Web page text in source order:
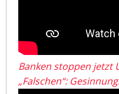
Banken stoppen jetzt
„Falschen“: